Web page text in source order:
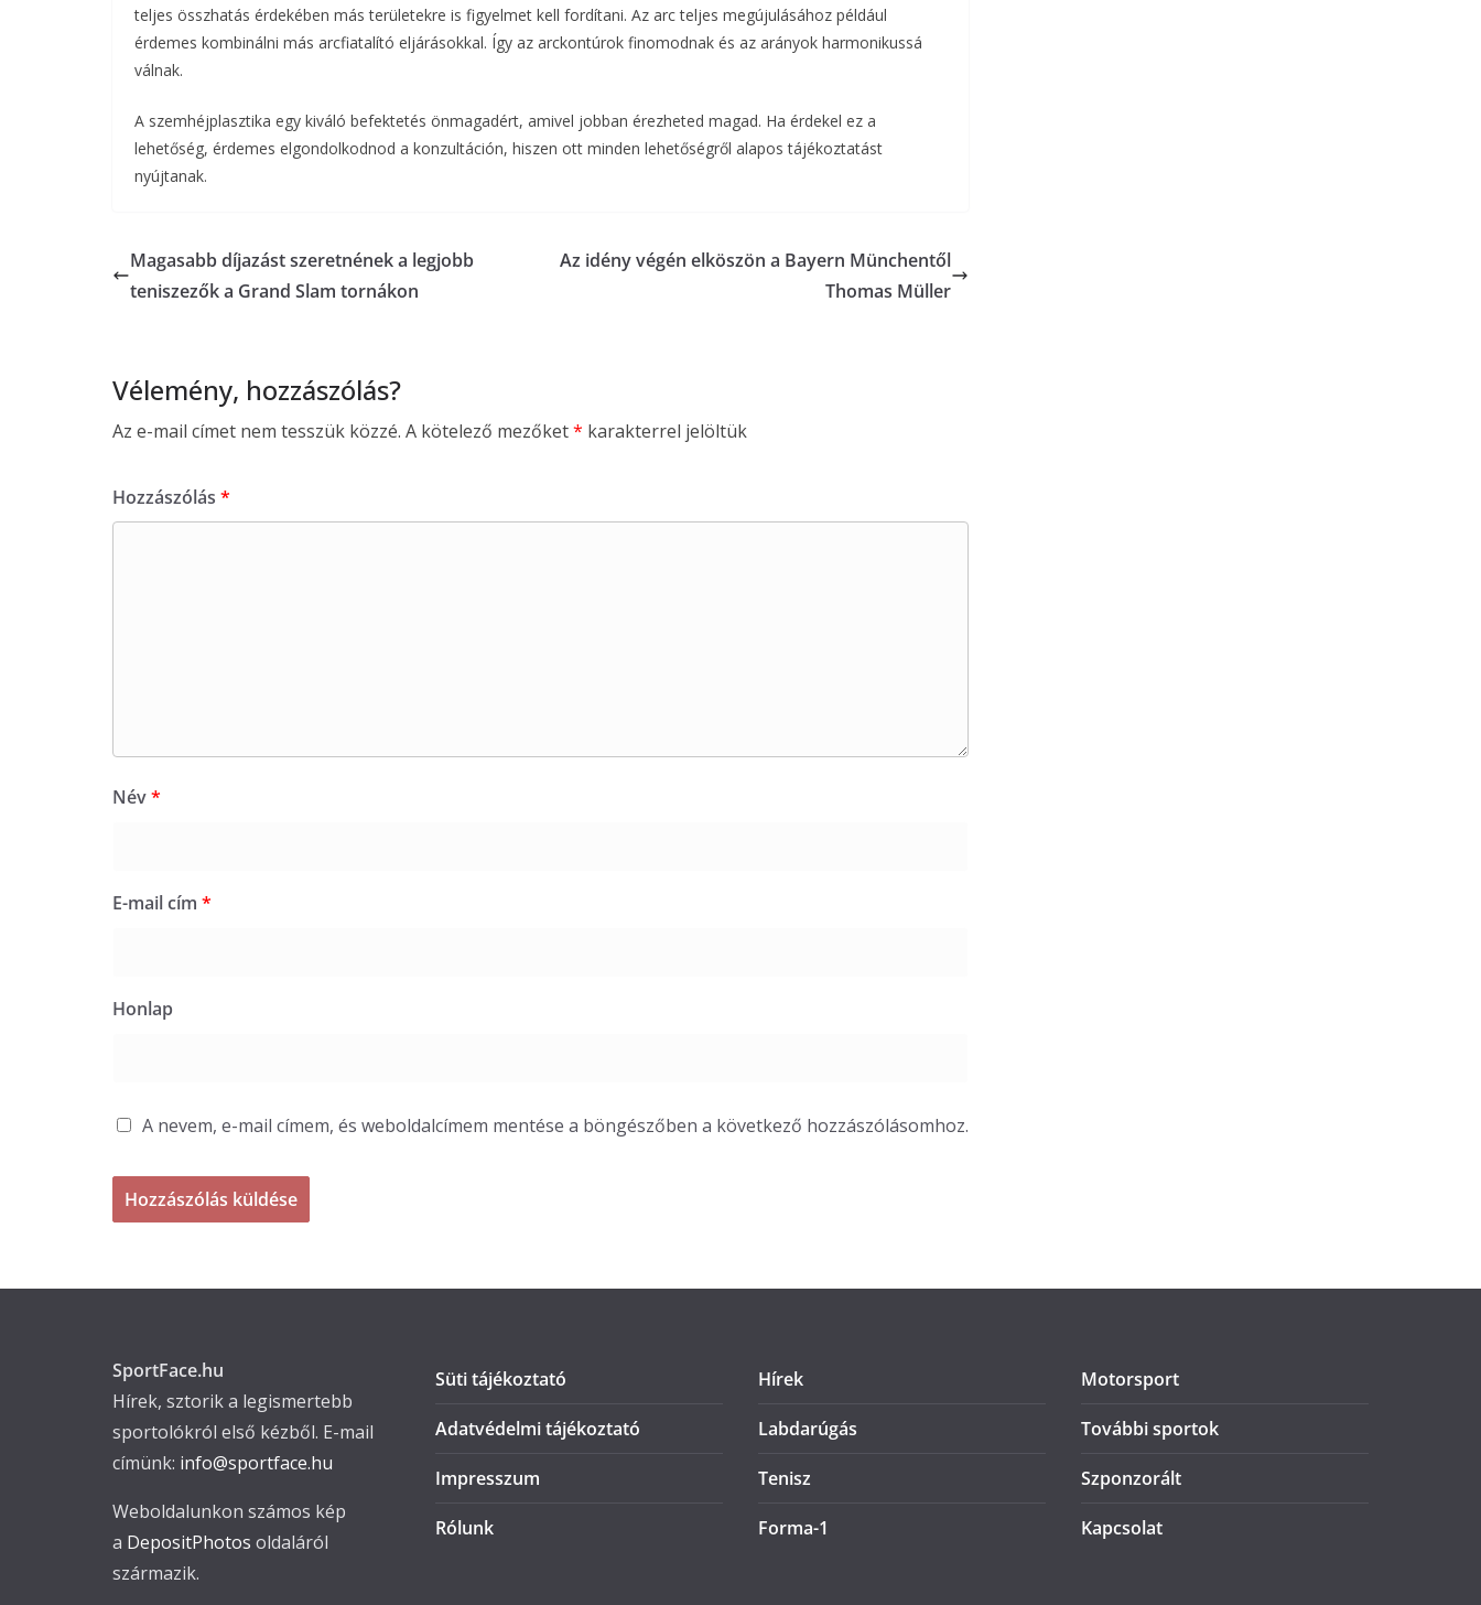
teljes összhatás érdekében más területekre is figyelmet kell fordítani. Az arc teljes megújulásához például
érdemes kombinálni más arcfiatalító eljárásokkal. Így az arckontúrok finomodnak és az arányok harmonikussá
válnak.
A szemhéjplasztika egy kiváló befektetés önmagadért, amivel jobban érezheted magad. Ha érdekel ez a
lehetőség, érdemes elgondolkodnod a konzultáción, hiszen ott minden lehetőségről alapos tájékoztatást
nyújtanak.
Magasabb díjazást szeretnének a legjobb
teniszezők a Grand Slam tornákon
Az idény végén elköszön a Bayern Münchentől
Thomas Müller
Vélemény, hozzászólás?
Az e-mail címet nem tesszük közzé. A kötelező mezőket* karakterrel jelöltük
Hozzászólás *
Név*
E-mail cím *
Honlap
A nevem, e-mail címem, és weboldalcímem mentése a böngészőben a következő hozzászólásomhoz.
SportFace.hu
Hírek, sztorik a legismertebb
sportolókról első kézből. E-mail
címünk: info@sportface.hu
Weboldalunkon számos kép
a DepositPhotos oldaláról
származik.
Süti tájékoztató
Adatvédelmi tájékoztató
Impresszum
Rólunk
Hírek
Labdarúgás
Tenisz
Forma-1
Motorsport
További sportok
Szponzorált
Kapcsolat